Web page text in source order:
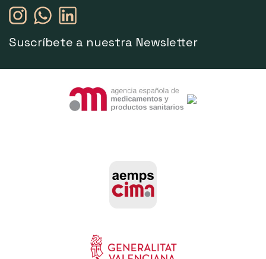
Suscríbete a nuestra Newsletter